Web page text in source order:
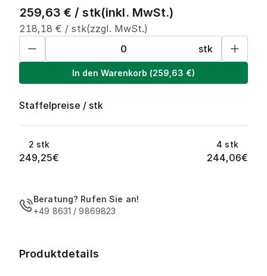
259,63 € / stk(inkl. MwSt.)
218,18 € /stk(zzgl. MwSt.)
stk
In den Warenkorb (259,63 €)
Staffelpreise / stk
2 stk
249,25€
4 stk
244,06€
Beratung? Rufen Sie an!
+49 8631 / 9869823
Produktdetails